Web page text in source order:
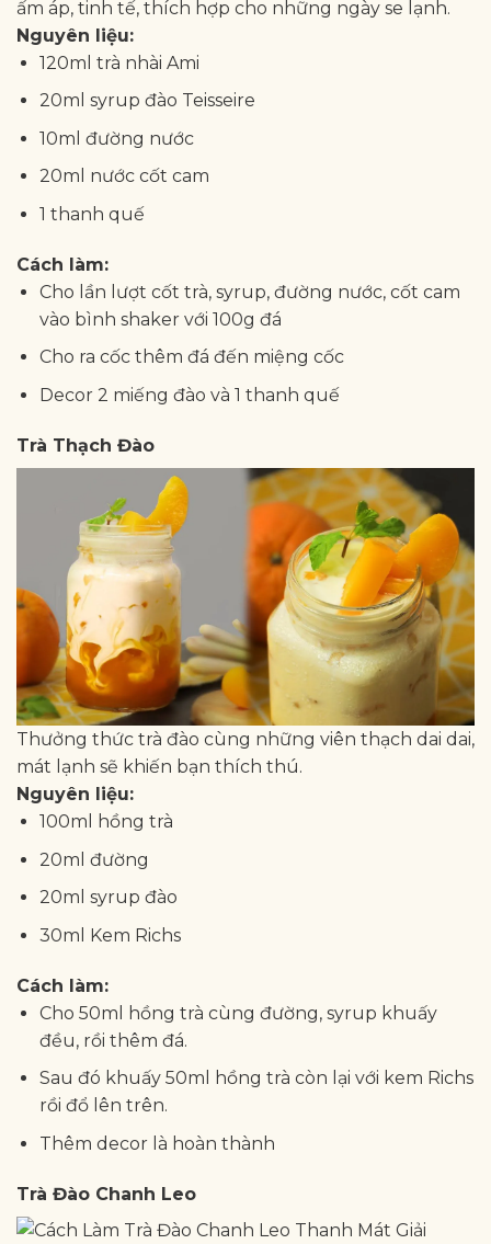
ấm áp, tinh tế, thích hợp cho những ngày se lạnh.
Nguyên liệu:
120ml trà nhài Ami
20ml syrup đào Teisseire
10ml đường nước
20ml nước cốt cam
1 thanh quế
Cách làm:
Cho lần lượt cốt trà, syrup, đường nước, cốt cam
vào bình shaker với 100g đá
Cho ra cốc thêm đá đến miệng cốc
Decor 2 miếng đào và 1 thanh quế
Trà Thạch Đào
Thưởng thức trà đào cùng những viên thạch dai dai,
mát lạnh sẽ khiến bạn thích thú.
Nguyên liệu:
100ml hồng trà
20ml đường
20ml syrup đào
30ml Kem Richs
Cách làm:
Cho 50ml hồng trà cùng đường, syrup khuấy
đều, rồi thêm đá.
Sau đó khuấy 50ml hồng trà còn lại với kem Richs
rồi đổ lên trên.
Thêm decor là hoàn thành
Trà Đào Chanh Leo